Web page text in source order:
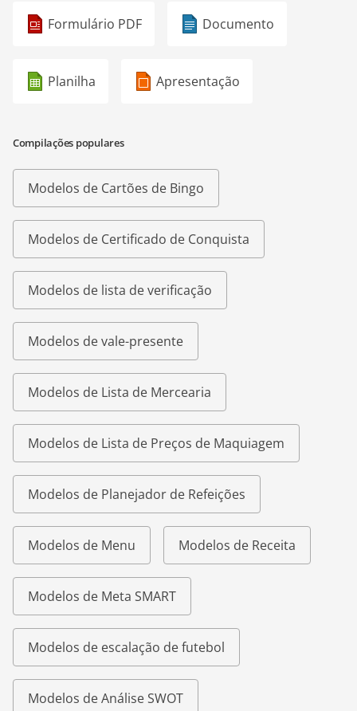
Formulário PDF Documento
Planilha Apresentação
Compilações populares
Modelos de Cartões de Bingo
Modelos de Certificado de Conquista
Modelos de lista de verificação
Modelos de vale-presente
Modelos de Lista de Mercearia
Modelos de Lista de Preços de Maquiagem
Modelos de Planejador de Refeições
Modelos de Menu Modelos de Receita
Modelos de Meta SMART
Modelos de escalação de futebol
Modelos de Análise SWOT